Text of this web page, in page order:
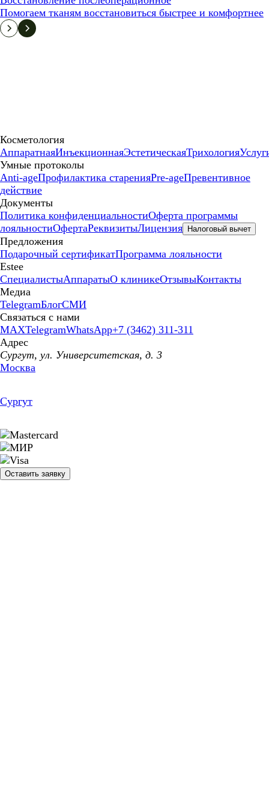
Помогаем тканям восстановиться быстрее и комфортнее
Косметология
АппаратнаяИнъекционнаяЭстетическаяТрихология
Умные протоколы
Anti-ageПрофилактика старенияPre-ageПревентивное
действие
Документы
Политика конфиденциальностиОферта программы
лояльностиОфертаРеквизитыЛицензия Налоговый вычет
Предложения
Подарочный сертификатПрограмма лояльности
Estee
СпециалистыАппаратыО клиникеОтзывыКонтакты
Медиа
TelegramБлогСМИ
Связаться с нами
MAXTelegramWhatsApp+7 (3462) 311-311
Адрес
Сургут, ул. Университетская, д. 3
Москва
Сургут
Оставить заявку